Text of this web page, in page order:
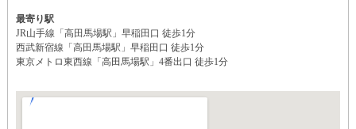
最寄り駅
JR山手線「高田馬場駅」早稲田口 徒歩1分
西武新宿線「高田馬場駅」早稲田口 徒歩1分
東京メトロ東西線「高田馬場駅」4番出口 徒歩1分